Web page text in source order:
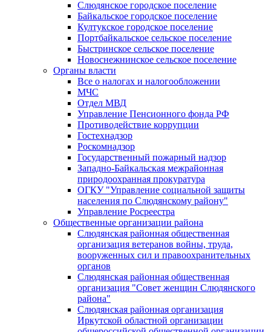
Слюдянское городское поселение
Байкальское городское поселение
Култукское городское поселение
Портбайкальское сельское поселение
Быстринское сельское поселение
Новоснежнинское сельское поселение
Органы власти
Все о налогах и налогообложении
МЧС
Отдел МВД
Управление Пенсионного фонда РФ
Противодействие коррупции
Гостехнадзор
Роскомнадзор
Государственный пожарный надзор
Западно-Байкальская межрайонная
природоохранная прокуратура
ОГКУ "Управление социальной защиты
населения по Слюдянскому району"
Управление Росреестра
Общественные организации района
Слюдянская районная общественная
организация ветеранов войны, труда,
вооруженных сил и правоохранительных
органов
Слюдянская районная общественная
организация "Совет женщин Слюдянского
района"
Слюдянская районная организация
Иркутской областной организации